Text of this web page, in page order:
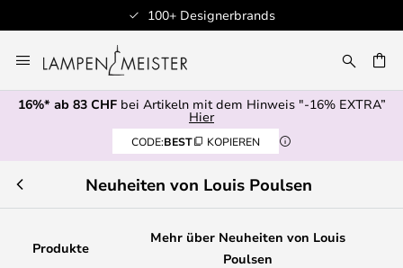
100+ Designerbrands
Inhalt
springen
16%* ab 83 CHFbei Artikeln mit dem Hinweis "-16% EXTRA”
Hier
CODE:BEST KOPIEREN
Neuheiten von Louis Poulsen
Produkte
Mehr über Neuheiten von Louis
Poulsen